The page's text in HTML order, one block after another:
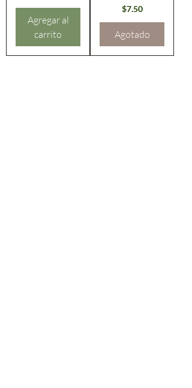
Agregar al
carrito
Precio
$7.50
Agotado